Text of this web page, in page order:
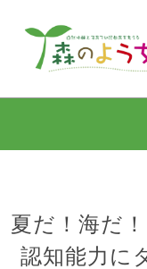
夏だ！海だ
認知能力に